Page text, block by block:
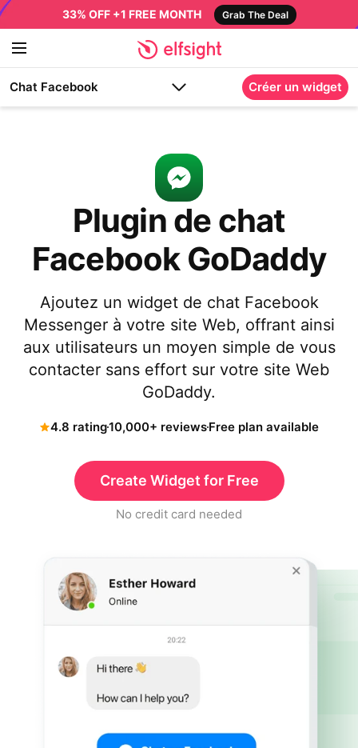
33% OFF +1 FREE MONTH Grab The Deal
Chat Facebook Créer un widget
Plugin de chat
Facebook GoDaddy
Ajoutez un widget de chat Facebook
Messenger à votre site Web, offrant ainsi
aux utilisateurs un moyen simple de vous
contacter sans effort sur votre site Web
GoDaddy.
4.8 rating10,000+ reviewsFree plan available
Create Widget for Free
No credit card needed